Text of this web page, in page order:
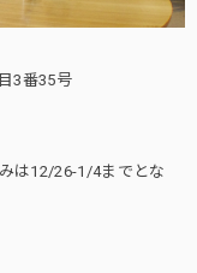
3番35号
は12/26-1/4までとな